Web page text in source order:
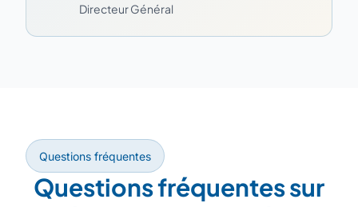
Directeur Général
Questions fréquentes
Questions fréquentes sur